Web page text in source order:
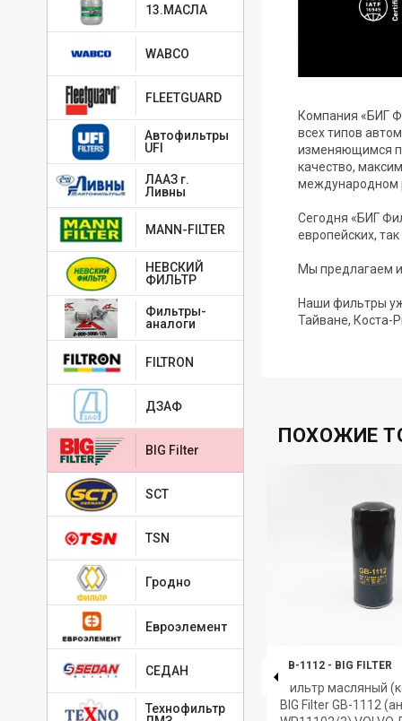
13.МАСЛА
WABCO
FLEETGUARD
Автофильтры
UFI
ЛААЗ г.
Ливны
MANN-FILTER
НЕВСКИЙ
ФИЛЬТР
Фильтры-
аналоги
FILTRON
ДЗАФ
BIG Filter
SCT
TSN
Гродно
Евроэлемент
СЕДАН
Технофильтр
Компания «БИГ
всех типов
изменяющимся
качество,
международном
Сегодня «БИГ
европейских,
Мы предлагаем
Наши фильтры
Тайване, Коста-
ПОХОЖИЕ
GB-1208 - BIG FILTER
Фильтр масляный (корпусной)
BIG Filter GB-1208 (аналог
GB-1112 - BIG FILTER
Фильтр масляный
BIG Filter GB-1112